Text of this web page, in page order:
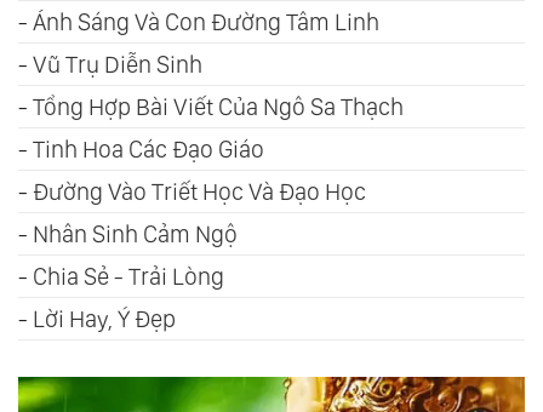
- Ánh Sáng Và Con Đường Tâm Linh
- Vũ Trụ Diễn Sinh
- Tổng Hợp Bài Viết Của Ngô Sa Thạch
- Tinh Hoa Các Đạo Giáo
- Đường Vào Triết Học Và Đạo Học
- Nhân Sinh Cảm Ngộ
- Chia Sẻ - Trải Lòng
- Lời Hay, Ý Đẹp